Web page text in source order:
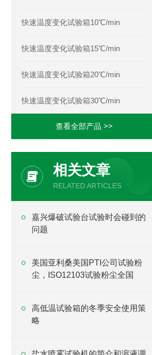
快速温度变化试验箱10℃/min
快速温度变化试验箱15℃/min
快速温度变化试验箱20℃/min
快速温度变化试验箱30℃/min
查看全部产品 >>
相关文章
RELATED ARTICLES
嘉兴爆破试验台试验时会碰到的
问题
美国亚利桑美国PTI公司试验粉
尘，ISO12103试验粉尘全国
高低温试验箱的冬季安全使用策
略